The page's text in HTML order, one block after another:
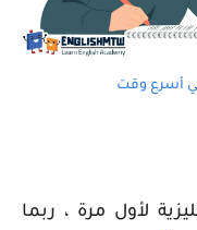
في أسرع وقت
لأول مرة ، ربما